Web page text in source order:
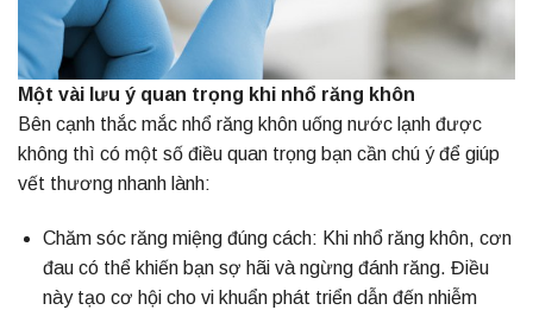
Một vài lưu ý quan trọng khi nhổ răng khôn
Bên cạnh thắc mắc nhổ răng khôn uống nước lạnh được
không thì có một số điều quan trọng bạn cần chú ý để giúp
vết thương nhanh lành:
Chăm sóc răng miệng đúng cách: Khi nhổ răng khôn, cơn
đau có thể khiến bạn sợ hãi và ngừng đánh răng. Điều
này tạo cơ hội cho vi khuẩn phát triển dẫn đến nhiễm